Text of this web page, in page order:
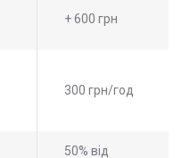
+ 600 грн
300 грн/год
50% від